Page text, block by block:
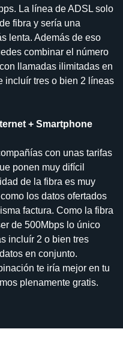
La línea de ADSL solo
fibra y sería una
lenta. Además de eso
combinar el número
llamadas ilimitadas en
incluír tres o bien 2 líneas
+ Smartphone
con unas tarifas
ponen muy difícil
de la fibra es muy
los datos ofertados
factura. Como la fibra
de 500Mbps lo único
incluír 2 o bien tres
en conjunto.
te iría mejor en tu
plenamente gratis.